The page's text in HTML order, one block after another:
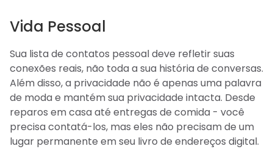
Vida Pessoal
Sua lista de contatos pessoal deve refletir suas
conexões reais, não toda a sua história de conversas.
Além disso, a privacidade não é apenas uma palavra
de moda e mantém sua privacidade intacta. Desde
reparos em casa até entregas de comida - você
precisa contatá-los, mas eles não precisam de um
lugar permanente em seu livro de endereços digital.